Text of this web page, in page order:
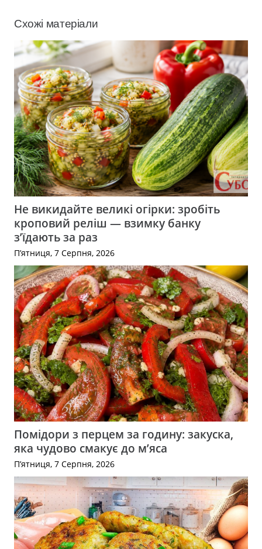
Схожі матеріали
Не викидайте великі огірки: зробіть
кроповий реліш — взимку банку
з’їдають за раз
П’ятниця, 7 Серпня, 2026
Помідори з перцем за годину: закуска,
яка чудово смакує до м’яса
П’ятниця, 7 Серпня, 2026